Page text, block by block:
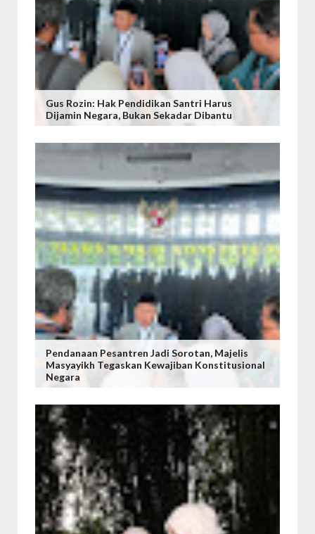
Gus Rozin: Hak Pendidikan Santri Harus
Dijamin Negara, Bukan Sekadar Dibantu
Pendanaan Pesantren Jadi Sorotan, Majelis
Masyayikh Tegaskan Kewajiban Konstitusional
Negara